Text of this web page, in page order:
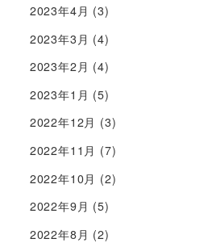
2023年4月 (3)
2023年3月 (4)
2023年2月 (4)
2023年1月 (5)
2022年12月 (3)
2022年11月 (7)
2022年10月 (2)
2022年9月 (5)
2022年8月 (2)